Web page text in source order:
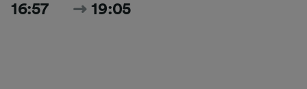
16:57 19:05